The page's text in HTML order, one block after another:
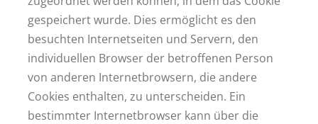
gespeichert wurde. Dies ermöglicht es den
besuchten Internetseiten und Servern, den
individuellen Browser der betroffenen Person
von anderen Internetbrowsern, die andere
Cookies enthalten, zu unterscheiden. Ein
bestimmter Internetbrowser kann über die